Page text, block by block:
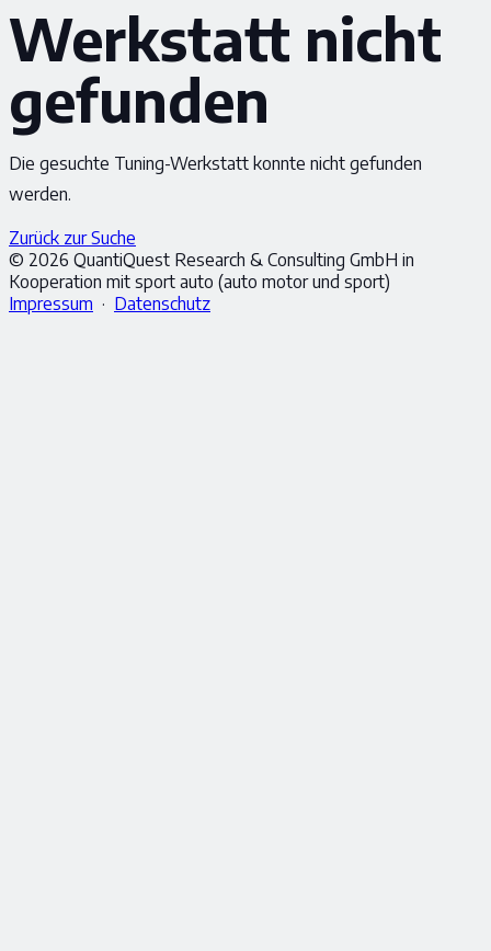
Werkstatt nicht
gefunden
Die gesuchte Tuning-Werkstatt konnte nicht gefunden
werden.
Zurück zur Suche
© 2026 QuantiQuest Research & Consulting GmbH in
Kooperation mit sport auto (auto motor und sport)
Impressum · Datenschutz